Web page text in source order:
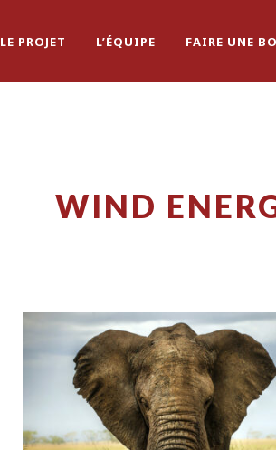
LE PROJET L’ÉQUIPE FAIRE UNE
WIND